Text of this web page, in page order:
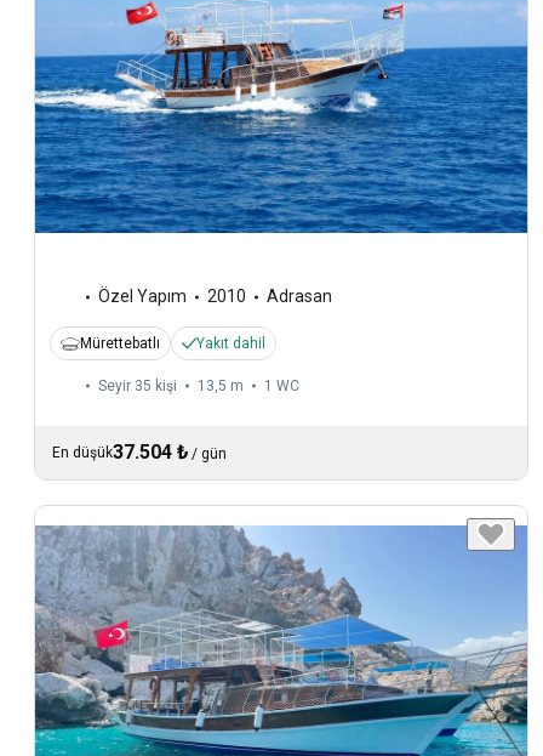
Özel Yapım 2010 Adrasan
Mürettebatlı Yakıt dahil
Seyir 35 kişi 13,5 m 1 WC
En düşük37.504 ₺ / gün